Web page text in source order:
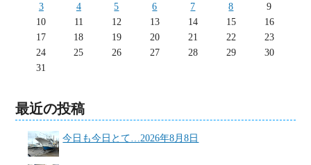
3
4 5 6 7 8
9
10
11 12 13 14 15
16
17
18 19 20 21 22
23
24
25 26 27 28 29
30
31
最近の投稿
今日も今日とて… 2026年8月8日